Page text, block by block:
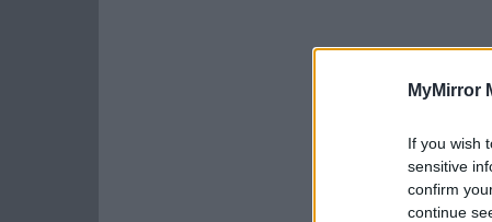
MyMirror
If you wish
sensitive
confirm
continue